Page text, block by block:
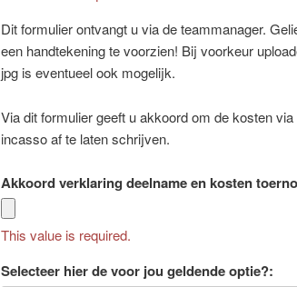
Dit formulier ontvangt u via de teammanager.
een handtekening te voorzien! Bij voorkeur
jpg is eventueel ook mogelijk.
Via dit formulier geeft u akkoord om de kosten
incasso af te laten schrijven.
Akkoord verklaring deelname en kosten
This value is required.
Selecteer hier de voor jou geldende optie?: